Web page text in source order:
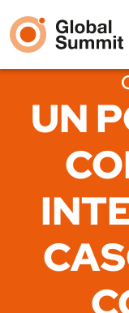
UN